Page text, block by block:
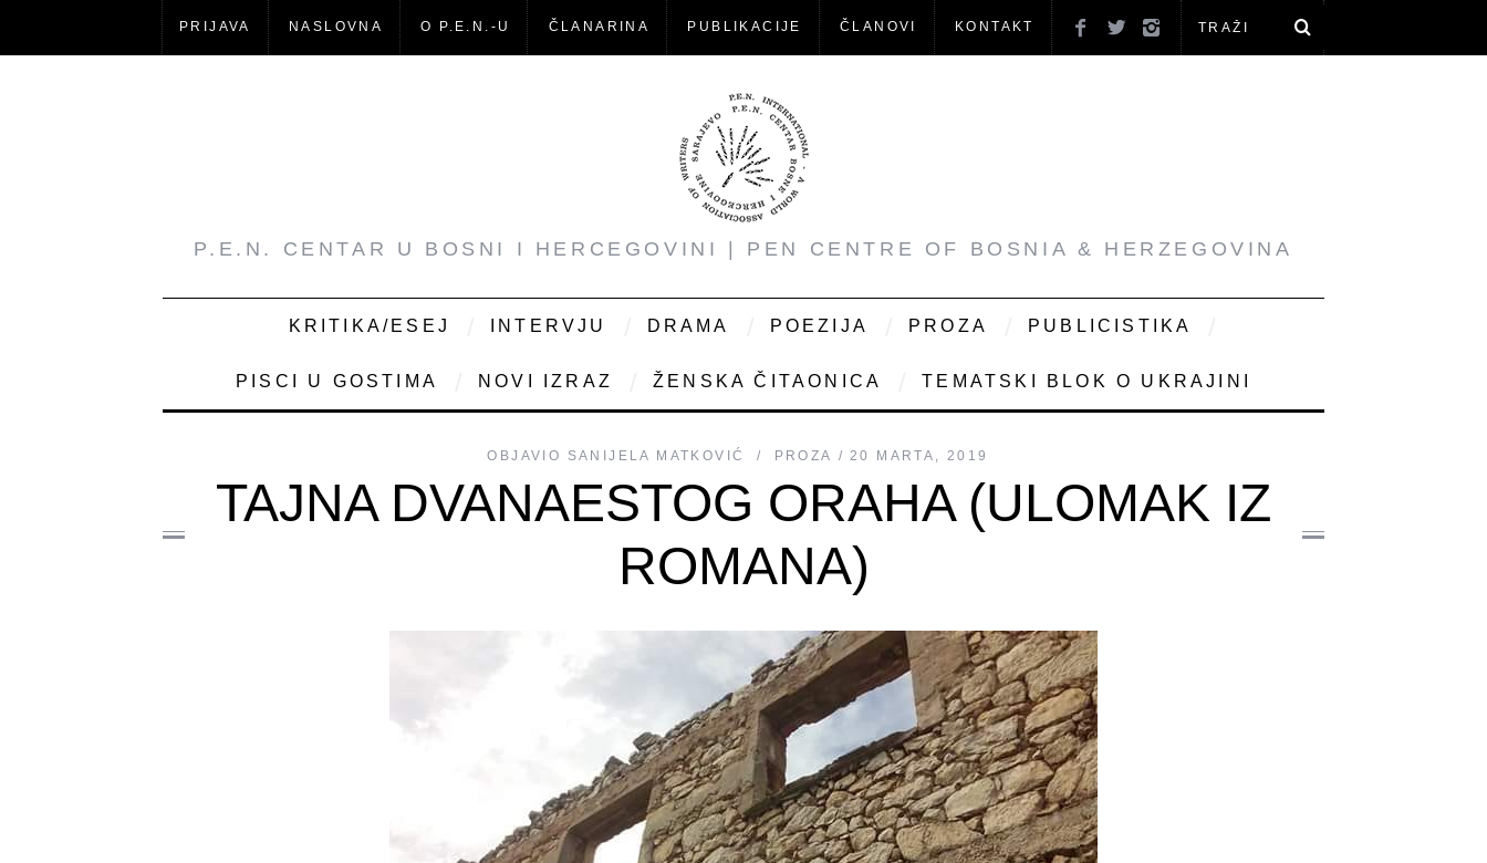
PRIJAVA NASLOVNA O P.E.N.-U ČLANARINA PUBLIKACIJE ČLANOVI KONTAKT
P.E.N. CENTAR U BOSNI I HERCEGOVINI | PEN CENTRE OF BOSNIA & HERZEGOVINA
KRITIKA/ESEJ INTERVJU DRAMA POEZIJA PROZA PUBLICISTIKA
PISCI U GOSTIMA NOVI IZRAZ ŽENSKA ČITAONICA TEMATSKI BLOK O UKRAJINI
OBJAVIO SANIJELA MATKOVIĆ PROZA 20 MARTA, 2019
TAJNA DVANAESTOG ORAHA (ULOMAK IZ
ROMANA)